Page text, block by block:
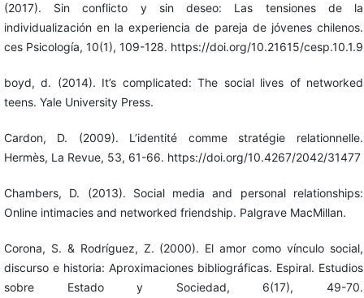
(2017). Sin conflicto y sin deseo: Las tensiones de la
individualización en la experiencia de pareja de jóvenes chilenos.
ces Psicología, 10(1), 109-128. https://doi.org/10.21615/cesp.10.1.9
boyd, d. (2014). It’s complicated: The social lives of networked
teens. Yale University Press.
Cardon, D. (2009). L’identité comme stratégie relationnelle.
Hermès, La Revue, 53, 61-66. https://doi.org/10.4267/2042/31477
Chambers, D. (2013). Social media and personal relationships:
Online intimacies and networked friendship. Palgrave MacMillan.
Corona, S. & Rodríguez, Z. (2000). El amor como vínculo social,
discurso e historia: Aproximaciones bibliográficas. Espiral. Estudios
sobre Estado y Sociedad, 6(17), 49-70.